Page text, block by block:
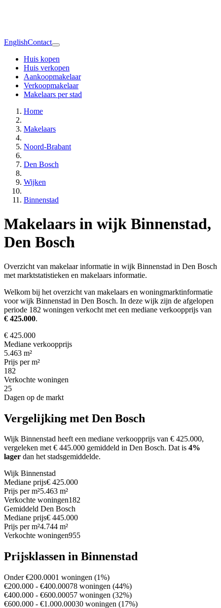
EnglishContact
Huis kopen
Huis verkopen
Aankoopmakelaar
Verkoopmakelaar
Makelaars per stad
Home
Makelaars
Noord-Brabant
Den Bosch
Wijken
Binnenstad
Makelaars in wijk Binnenstad,
Den Bosch
Overzicht van makelaar informatie in wijk Binnenstad in Den Bosch
met marktstatistieken en makelaars informatie.
Welkom bij het overzicht van makelaars en woningmarktinformatie
voor wijk Binnenstad in Den Bosch. In deze wijk zijn de afgelopen
periode 182 woningen verkocht met een mediane verkoopprijs van
€ 425.000.
€ 425.000
Mediane verkoopprijs
5.463 m²
Prijs per m²
182
Verkochte woningen
25
Dagen op de markt
Vergelijking met Den Bosch
Wijk Binnenstad heeft een mediane verkoopprijs van € 425.000,
vergeleken met € 445.000 gemiddeld in Den Bosch. Dat is 4%
lager dan het stadsgemiddelde.
Wijk Binnenstad
Mediane prijs€ 425.000
Prijs per m²5.463 m²
Verkochte woningen182
Gemiddeld Den Bosch
Mediane prijs€ 445.000
Prijs per m²4.744 m²
Verkochte woningen955
Prijsklassen in Binnenstad
Onder €200.0001 woningen (1%)
€200.000 - €400.00078 woningen (44%)
€400.000 - €600.00057 woningen (32%)
€600.000 - €1.000.00030 woningen (17%)